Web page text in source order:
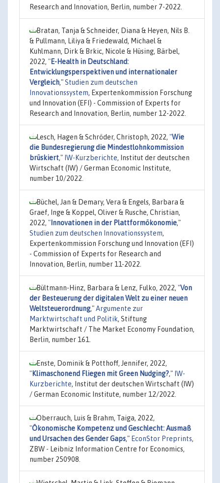
Research and Innovation, Berlin, number 7-2022.
Bratan, Tanja & Schneider, Diana & Heyen, Nils B.
& Pullmann, Liliya & Friedewald, Michael &
Kuhlmann, Dirk & Brkic, Nicole & Hüsing, Bärbel,
2022, "E-Health in Deutschland:
Entwicklungsperspektiven und internationaler
Vergleich,"Studien zum deutschen
Innovationssystem, Expertenkommission Forschung
und Innovation (EFI) - Commission of Experts for
Research and Innovation, Berlin, number 12-2022.
Lesch, Hagen & Schröder, Christoph, 2022, "Wie
die Bundesregierung die Mindestlohnkommission
brüskiert," IW-Kurzberichte, Institut der deutschen
Wirtschaft (IW) / German Economic Institute,
number 10/2022.
Büchel, Jan & Demary, Vera & Engels, Barbara &
Graef, Inge & Koppel, Oliver & Rusche, Christian,
2022, " Innovationen in der Plattformökonomie,"
Studien zum deutschen Innovationssystem,
Expertenkommission Forschung und Innovation (EFI)
- Commission of Experts for Research and
Innovation, Berlin, number 11-2022.
Bültmann-Hinz, Barbara & Lenz, Fulko, 2022, "Von
der Besteuerung der digitalen Welt zu einer neuen
Weltsteuerordnung,"Argumente zur
Marktwirtschaft und Politik, Stiftung
Marktwirtschaft / The Market Economy Foundation,
Berlin, number 161.
Enste, Dominik & Potthoff, Jennifer, 2022,
"Klimaschonend Fliegen mit Green Nudging?," IW-
Kurzberichte, Institut der deutschen Wirtschaft (IW)
/ German Economic Institute, number 12/2022.
Oberrauch, Luis & Brahm, Taiga, 2022,
"Ökonomische Kompetenz und Geschlecht: Ausmaß
und Ursachen des Gender Gaps," EconStor Preprints,
ZBW - Leibniz Information Centre for Economics,
number 250908.